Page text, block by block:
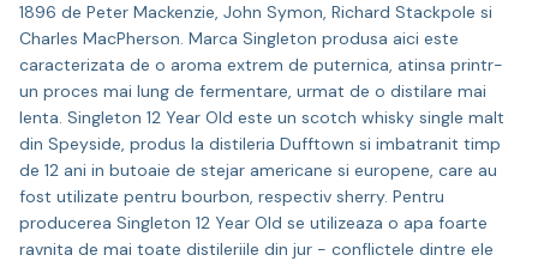
1896 de Peter Mackenzie, John Symon, Richard Stackpole si
Charles MacPherson. Marca Singleton produsa aici este
caracterizata de o aroma extrem de puternica, atinsa printr-
un proces mai lung de fermentare, urmat de o distilare mai
lenta. Singleton 12 Year Old este un scotch whisky single malt
din Speyside, produs la distileria Dufftown si imbatranit timp
de 12 ani in butoaie de stejar americane si europene, care au
fost utilizate pentru bourbon, respectiv sherry. Pentru
producerea Singleton 12 Year Old se utilizeaza o apa foarte
ravnita de mai toate distileriile din jur - conflictele dintre ele